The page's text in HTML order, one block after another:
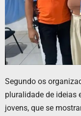
Segundo os
pluralidade de ideias
jovens, que se